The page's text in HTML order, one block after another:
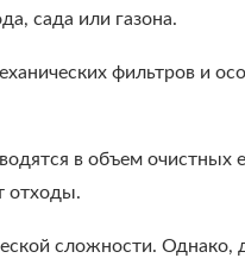
сада или газона.
фильтров и
в объем очистных
отходы.
сложности.